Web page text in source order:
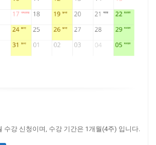
수강 신청이며, 수강 기간은 1개월(4주) 입니다.